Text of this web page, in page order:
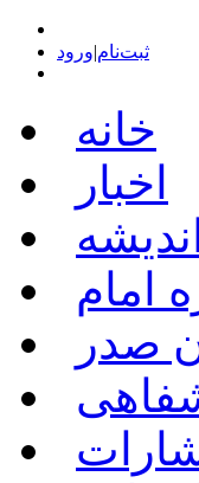
ثبت‌نام|ورود
خانه
اخبار
اندیشه
امام
صدر